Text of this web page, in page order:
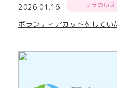
2026.01.16 リラのいえ
ボランティアカットをしてい